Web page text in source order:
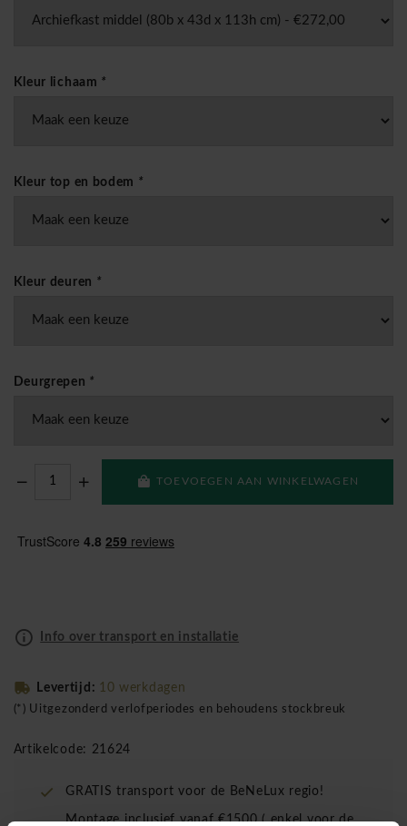
Kleur lichaam *
Kleur top en bodem *
Kleur deuren *
Deurgrepen *
TOEVOEGEN AAN WINKELWAGEN
Info over transport en installatie
Levertijd: 10 werkdagen
(*) Uitgezonderd verlofperiodes en behoudens stockbreuk
Artikelcode: 21624
GRATIS transport voor de BeNeLux regio!
Montage inclusief vanaf €1500 ( enkel voor de